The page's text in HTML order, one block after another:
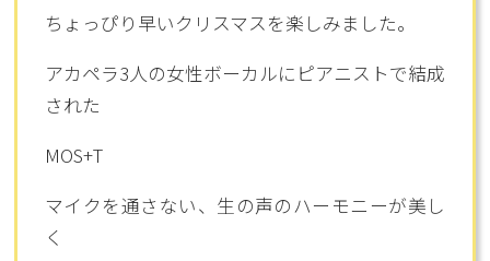
ちょっぴり早いクリスマスを楽しみました。
アカペラ3人の女性ボーカルにピアニストで結成
された
MOS+T
マイクを通さない、生の声のハーモニーが美し
く